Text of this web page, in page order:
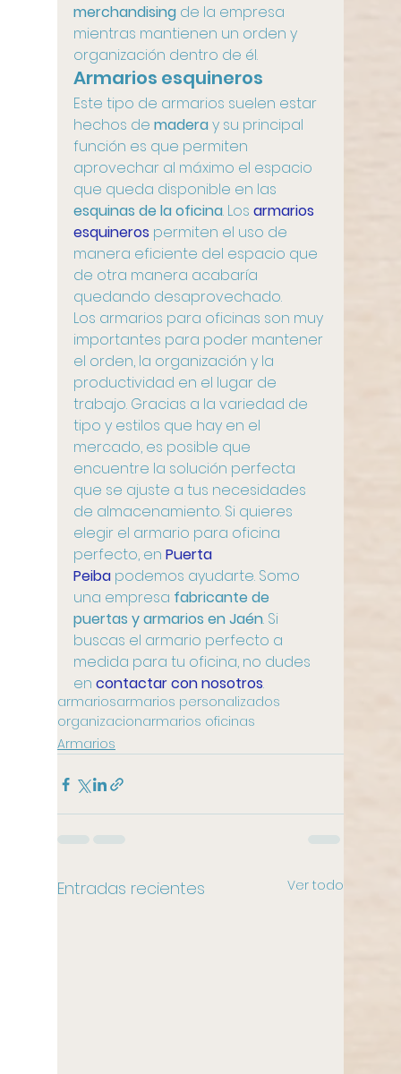
merchandising de la empresa
mientras mantienen un orden y
organización dentro de él.
Armarios esquineros
Este tipo de armarios suelen estar
hechos de madera y su principal
función es que permiten
aprovechar al máximo el espacio
que queda disponible en las
esquinas de la oficina. Los armarios
esquineros permiten el uso de
manera eficiente del espacio que
de otra manera acabaría
quedando desaprovechado.
Los armarios para oficinas son muy
importantes para poder mantener
el orden, la organización y la
productividad en el lugar de
trabajo. Gracias a la variedad de
tipo y estilos que hay en el
mercado, es posible que
encuentre la solución perfecta
que se ajuste a tus necesidades
de almacenamiento. Si quieres
elegir el armario para oficina
perfecto, en Puerta
Peiba podemos ayudarte. Somo
una empresa fabricante de
puertas y armarios en Jaén. Si
buscas el armario perfecto a
medida para tu oficina, no dudes
en contactar con nosotros.
armariosarmarios personalizados
organizacionarmarios oficinas
Armarios
Entradas recientes Ver todo